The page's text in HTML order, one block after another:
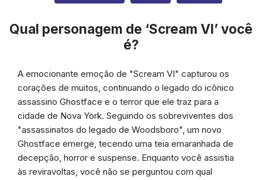
Qual personagem de ‘Scream VI’ você
é?
A emocionante emoção de "Scream VI" capturou os
corações de muitos, continuando o legado do icônico
assassino Ghostface e o terror que ele traz para a
cidade de Nova York. Seguindo os sobreviventes dos
"assassinatos do legado de Woodsboro", um novo
Ghostface emerge, tecendo uma teia emaranhada de
decepção, horror e suspense. Enquanto você assistia
às reviravoltas, você não se perguntou com qual